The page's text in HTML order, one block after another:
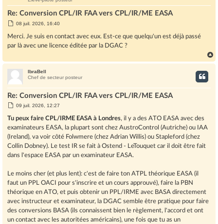
Re: Conversion CPL/IR FAA vers CPL/IR/ME EASA
M
s
s
a
08 juil. 2026, 16:40
Merci. Je suis en contact avec eux. Est-ce que quelqu'un est déjà passé
par là avec une licence éditée par la DGAC ?
a
IbraBell
Chef de secteur posteur
Re: Conversion CPL/IR FAA vers CPL/IR/ME EASA
M
s
s
a
g
e
09 juil. 2026, 12:27
Tu peux faire CPL/IRME EASA à Londres, il y a des ATO EASA avec des
examinateurs EASA, la plupart sont chez AustroControl (Autriche) ou IAA
(Ireland), va voir côté Folwmere (chez Adrian Willis) ou Stapleford (chez
Collin Dobney). Le test IR se fait à Ostend - LeTouquet car il doit être fait
dans l'espace EASA par un examinateur EASA.
Le moins cher (et plus lent): c'est de faire ton ATPL théorique EASA (il
faut un PPL OACI pour s'inscrire et un cours approuvé), faire la PBN
théorique en ATO, et puis obtenir un PPL/IRME avec BASA directement
avec instructeur et examinateur, la DGAC semble être pratique pour faire
des conversions BASA (ils connaissent bien le règlement, l'accord et ont
un contact avec les autoritées américains), une fois que tu as un